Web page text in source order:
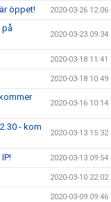
öppet! 2020-03-26 12:06
på
2020-03-23 09:34
2020-03-18 11:41
2020-03-18 10:49
2020-03-16 10:14
- kom
2020-03-13 15:32
2020-03-13 09:54
2020-03-10 22:02
2020-03-09 09:46